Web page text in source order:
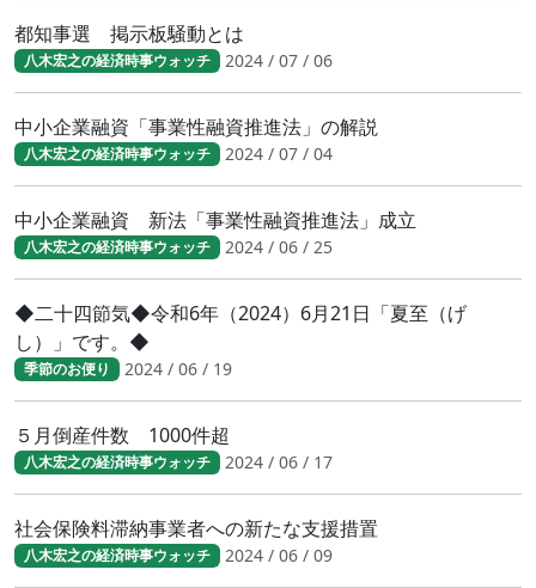
都知事選 掲示板騒動とは
八木宏之の経済時事ウォッチ 2024 / 07 / 06
中小企業融資「事業性融資推進法」の解説
八木宏之の経済時事ウォッチ 2024 / 07 / 04
中小企業融資 新法「事業性融資推進法」成立
八木宏之の経済時事ウォッチ 2024 / 06 / 25
◆二十四節気◆令和6年（2024）6月21日「夏至（げ
し）」です。◆
季節のお便り 2024 / 06 / 19
５月倒産件数 1000件超
八木宏之の経済時事ウォッチ 2024 / 06 / 17
社会保険料滞納事業者への新たな支援措置
八木宏之の経済時事ウォッチ 2024 / 06 / 09